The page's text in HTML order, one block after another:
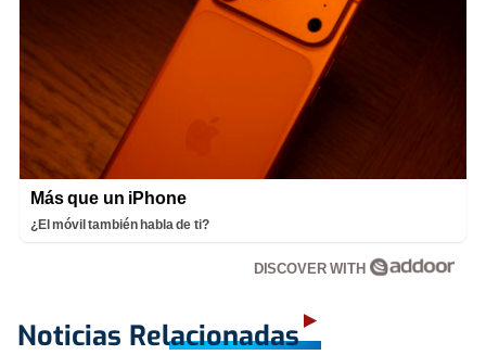
Más que un iPhone
¿El móvil también habla de ti?
DISCOVER WITH
Noticias Relacionadas